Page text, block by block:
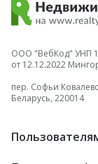
ООО "ВебКод" УНП
от 12.12.2022
пер. Софьи
Беларусь, 220014